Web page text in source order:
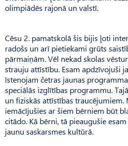
olimpiādēs rajonā un valstī.
Cēsu 2. pamatskolā šis bijis ļoti
radošs un arī pietiekami grūts
pārmaiņām. Vēl nekad skolas
strauju attīstību. Esam apdzīvojuši
īstenojam četras jaunas
speciālās izglītības programmu.
un fiziskās attīstības traucējumiem.
iemācījušies ar šiem bērniem būt
citādo. Kā bērni, tā pieaugušie
jaunu saskarsmes kultūrā.